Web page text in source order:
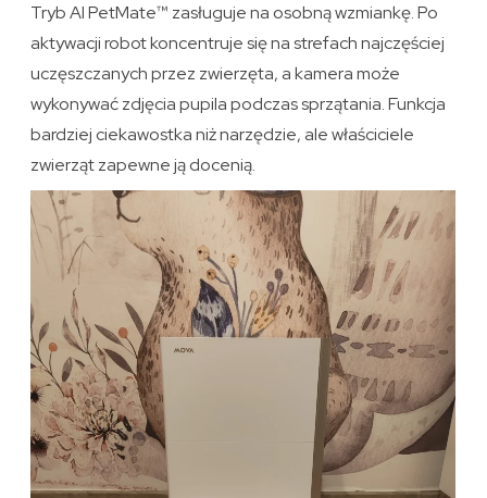
Tryb AI PetMate™ zasługuje na osobną wzmiankę. Po
aktywacji robot koncentruje się na strefach najczęściej
uczęszczanych przez zwierzęta, a kamera może
wykonywać zdjęcia pupila podczas sprzątania. Funkcja
bardziej ciekawostka niż narzędzie, ale właściciele
zwierząt zapewne ją docenią.